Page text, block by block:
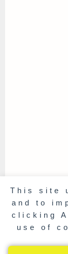
This site
and to
clicking
use of